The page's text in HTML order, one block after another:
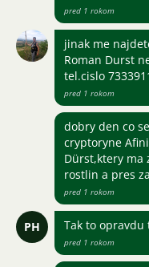
pred 1 rokom
jinak me
Roman Durst
tel.cislo
pred 1 rokom
dobry den co
cryptoryne
Dürst,ktery ma
rostlin a pres
pred 1 rokom
PH Tak to opravdu
pred 1 rokom